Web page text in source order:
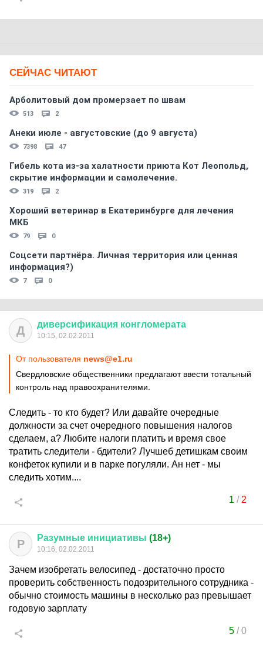
СЕЙЧАС ЧИТАЮТ
Арболитовый дом промерзает по швам
513 2
Анеки июле - августовские (до 9 августа)
7398 47
Гибель кота из-за халатности приюта Кот Леопольд,
скрытиe информации и самолечение.
319 2
Хороший ветеринар в Екатеринбурге для лечения
МКБ
79 0
Соцсети партнёра. Личная территория или ценная
информация?)
7 0
Д диверсификация конгломерата
10:15, 02.02.2011
От пользователя news@e1.ru
Свердловские общественники предлагают ввести тотальный
контроль над правоохранителями.
Следить - то кто будет? Или давайте очередные
должности за счет очередного повышения налогов
сделаем, а? Любите налоги платить и время свое
тратить следители - бдители? Лучшеб детишкам своим
конфеток купили и в парке погуляли. Ан нет - мы
следить хотим....
1 / 2
Р Разумные инициативы (18+)
10:16, 02.02.2011
Зачем изобретать велосипед - достаточно просто
проверить собственность подозрительного сотрудника -
обычно стоимость машины в несколько раз превышает
годовую зарплату
5/0